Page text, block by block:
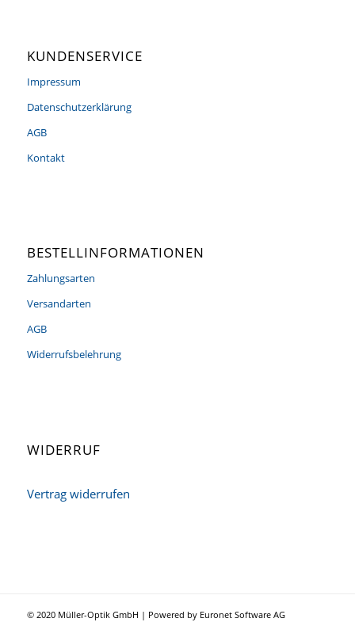
KUNDENSERVICE
Impressum
Datenschutzerklärung
AGB
Kontakt
BESTELLINFORMATIONEN
Zahlungsarten
Versandarten
AGB
Widerrufsbelehrung
WIDERRUF
Vertrag widerrufen
© 2020 Müller-Optik GmbH | Powered by Euronet Software AG